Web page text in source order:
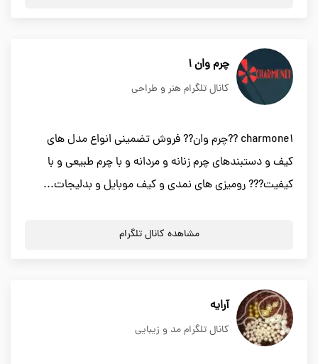
چرم وان 1
کانال تلگرام هنر و طراحی
charmone1 ??چرم وان?? فروش تضمینی انواع مدل های
کیف و دستبندهای چرم زنانه و مردانه و با چرم طبیعی و با
کیفیت??? رومیزی های نمدی و کیف موبایل و بدلیجات...
مشاهده کانال تلگرام
آرایه
کانال تلگرام مد و زیبایی